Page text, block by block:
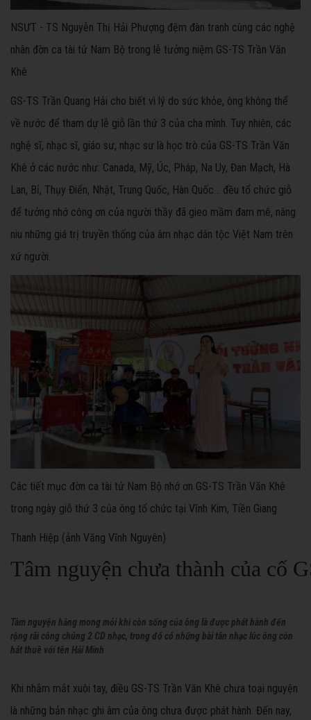
NSƯT - TS Nguyễn Thị Hải Phượng đệm đàn tranh cùng các nghệ
nhân đờn ca tài tử Nam Bộ trong lễ tưởng niệm GS-TS Trần Văn
Khê
GS-TS Trần Quang Hải cho biết vì lý do sức khỏe, ông không thể
về nước để tham dự lễ giỗ lần thứ 3 của cha mình. Tuy nhiên, các
nghệ sĩ, nhạc sĩ, giáo sư, nhạc sư là học trò của GS-TS Trần Văn
Khê ở các nước như: Canada, Mỹ, Úc, Pháp, Na Uy, Đan Mạch, Hà
Lan, Bỉ, Thụy Điển, Nhật, Trung Quốc, Hàn Quốc… đều tổ chức giỗ
để tưởng nhớ công ơn của người thầy đã gieo mầm đam mê, nâng
niu những giá trị truyền thống của âm nhạc dân tộc Việt Nam trên
xứ người.
Các tiết mục đờn ca tài tử Nam Bộ nhớ ơn GS-TS Trần Văn Khê
trong ngày giỗ thứ 3 của ông tổ chức tại Vĩnh Kim, Tiền Giang
Thanh Hiệp (ảnh Văng Vĩnh Nguyên)
Tâm nguyện chưa thành của cố
Tâm nguyện hằng mong mỏi khi còn sống của ông là được phát hành đến
rộng rãi công chúng 2 CD nhạc, trong đó có những bài tân nhạc lúc ông còn
hát thuê với tên Hải Minh
Khi nhắm mắt xuôi tay, điều GS-TS Trần Văn Khê chưa toại nguyện
là những bản nhạc ghi âm của ông chưa được phát hành. Đến nay,